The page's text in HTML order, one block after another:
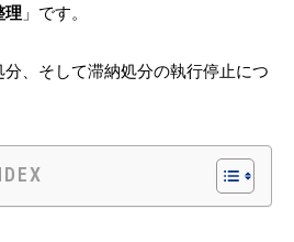
理 」です。
、そして滞納処分の執行停止につ